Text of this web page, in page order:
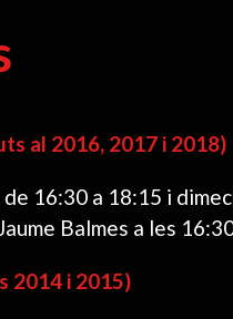
al 2016, 2017 i 2018)
16:30 a 18:15 i
Balmes a les
2014 i 2015)